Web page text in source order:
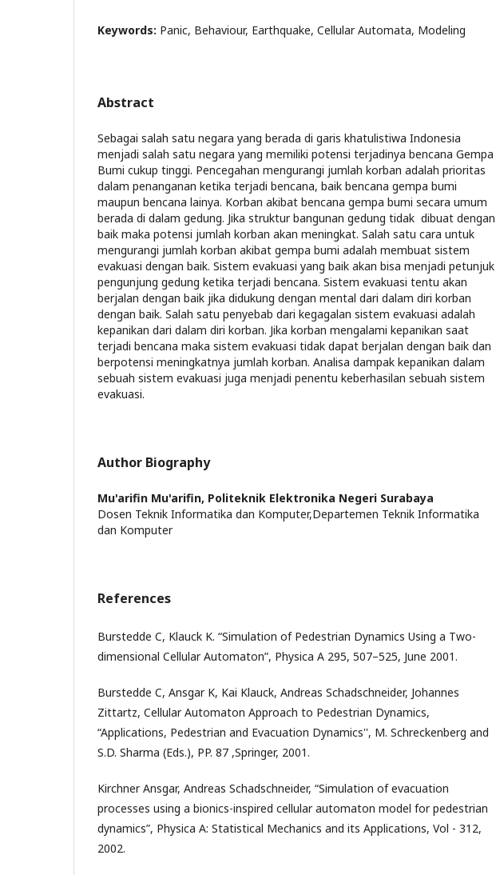
Keywords: Panic, Behaviour, Earthquake, Cellular Automata, Modeling
Abstract
Sebagai salah satu negara yang berada di garis khatulistiwa Indonesia
menjadi salah satu negara yang memiliki potensi terjadinya bencana Gempa
Bumi cukup tinggi. Pencegahan mengurangi jumlah korban adalah prioritas
dalam penanganan ketika terjadi bencana, baik bencana gempa bumi
maupun bencana lainya. Korban akibat bencana gempa bumi secara umum
berada di dalam gedung. Jika struktur bangunan gedung tidak dibuat dengan
baik maka potensi jumlah korban akan meningkat. Salah satu cara untuk
mengurangi jumlah korban akibat gempa bumi adalah membuat sistem
evakuasi dengan baik. Sistem evakuasi yang baik akan bisa menjadi petunjuk
pengunjung gedung ketika terjadi bencana. Sistem evakuasi tentu akan
berjalan dengan baik jika didukung dengan mental dari dalam diri korban
dengan baik. Salah satu penyebab dari kegagalan sistem evakuasi adalah
kepanikan dari dalam diri korban. Jika korban mengalami kepanikan saat
terjadi bencana maka sistem evakuasi tidak dapat berjalan dengan baik dan
berpotensi meningkatnya jumlah korban. Analisa dampak kepanikan dalam
sebuah sistem evakuasi juga menjadi penentu keberhasilan sebuah sistem
evakuasi.
Author Biography
Mu'arifin Mu'arifin, Politeknik Elektronika Negeri Surabaya
Dosen Teknik Informatika dan Komputer,Departemen Teknik Informatika
dan Komputer
References
Burstedde C, Klauck K. “Simulation of Pedestrian Dynamics Using a Two-
dimensional Cellular Automaton”, Physica A 295, 507–525, June 2001.
Burstedde C, Ansgar K, Kai Klauck, Andreas Schadschneider, Johannes
Zittartz, Cellular Automaton Approach to Pedestrian Dynamics,
“Applications, Pedestrian and Evacuation Dynamics'', M. Schreckenberg and
S.D. Sharma (Eds.), PP. 87 ,Springer, 2001.
Kirchner Ansgar, Andreas Schadschneider, “Simulation of evacuation
processes using a bionics-inspired cellular automaton model for pedestrian
dynamics”, Physica A: Statistical Mechanics and its Applications, Vol - 312,
2002.